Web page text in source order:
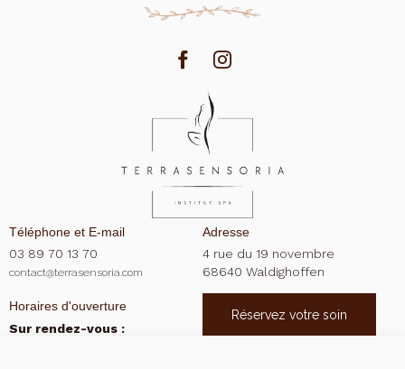
Téléphone et E-mail
03 89 70 13 70
contact@terrasensoria.com
Adresse
4 rue du 19 novembre
68640 Waldighoffen
Horaires d'ouverture
Sur rendez-vous :
Réservez votre soin